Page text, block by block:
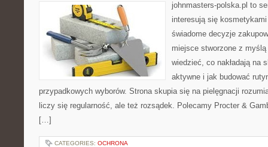
johnmasters-polska.pl to
interesują się
świadome decyzje
miejsce stworzone z
wiedzieć, co nakładają na
aktywne i jak budować
przypadkowych wyborów. Strona skupia się na pielęgnacji
liczy się regularność, ale też rozsądek. Polecamy Procter &
[…]
CATEGORIES: OCHRONA